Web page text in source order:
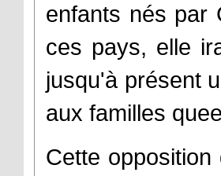
enfants nés par
ces pays, elle
jusqu'à présent
aux familles
Cette